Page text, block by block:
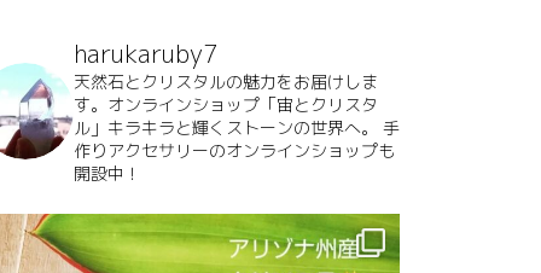
harukaruby7
天然石とクリスタルの魅力をお届けしま
す。オンラインショップ「宙とクリスタ
ル」キラキラと輝くストーンの世界へ。
手
作りアクセサリーのオンラインショップも
開設中！